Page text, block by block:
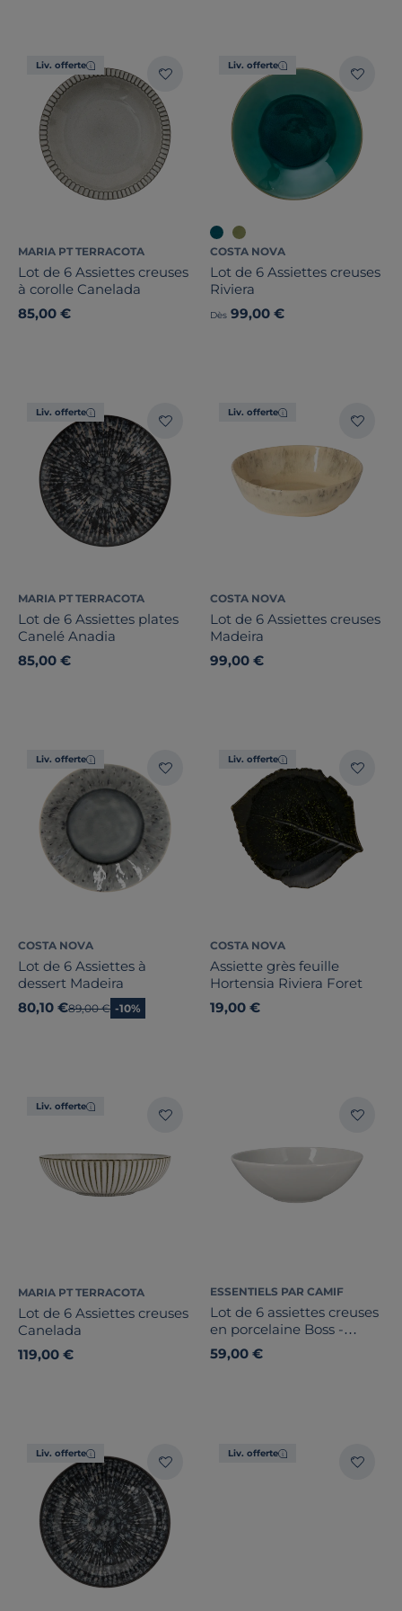
Liv. offerte
MARIA PT TERRACOTA
Lot de 6 Assiettes creuses
à corolle Canelada
85,00 €
Liv. offerte
COSTA NOVA
Lot de 6 Assiettes creuses
Riviera
Dès 99,00 €
Liv. offerte
MARIA PT TERRACOTA
Lot de 6 Assiettes plates
Canelé Anadia
85,00 €
Liv. offerte
COSTA NOVA
Lot de 6 Assiettes creuses
Madeira
99,00 €
Liv. offerte
COSTA NOVA
Lot de 6 Assiettes à
dessert Madeira
80,10 €Ancien prix
89,00 € -10%
Liv. offerte
COSTA NOVA
Assiette grès feuille
Hortensia Riviera Foret
19,00 €
Liv. offerte
MARIA PT TERRACOTA
Lot de 6 Assiettes creuses
Canelada
119,00 €
ESSENTIELS PAR CAMIF
Lot de 6 assiettes creuses
en porcelaine Boss -
Novastyl
59,00 €
Liv. offerte Liv. offerte